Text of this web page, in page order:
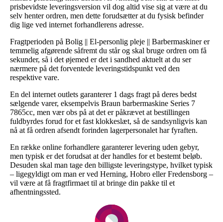
prisbevidste leveringsversion vil dog altid vise sig at være at du
selv henter ordren, men dette forudsætter at du fysisk befinder
dig lige ved internet forhandlerens adresse.
Fragtperioden på Bolig || El-personlig pleje || Barbermaskiner er
temmelig afgørende såfremt du står og skal bruge ordren om få
sekunder, så i det øjemed er det i sandhed aktuelt at du ser
nærmere på det forventede leveringstidspunkt ved den
respektive vare.
En del internet outlets garanterer 1 dags fragt på deres bedst
sælgende varer, eksempelvis Braun barbermaskine Series 7
7865cc, men vær obs på at det er påkrævet at bestillingen
fuldbyrdes forud for et fast klokkeslæt, så de sandsynligvis kan
nå at få ordren afsendt forinden lagerpersonalet har fyraften.
En række online forhandlere garanterer levering uden gebyr,
men typisk er det forudsat at der handles for et bestemt beløb.
Desuden skal man tage den billigste leveringstype, hvilket typisk
– ligegyldigt om man er ved Herning, Hobro eller Fredensborg –
vil være at få fragtfirmaet til at bringe din pakke til et
afhentningssted.